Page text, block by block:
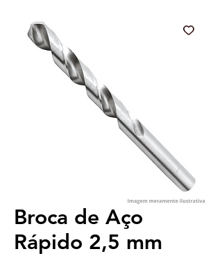
Broca de Aço
Rápido 2,5 mm